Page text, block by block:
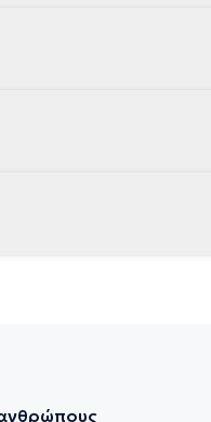
ανθρώπους